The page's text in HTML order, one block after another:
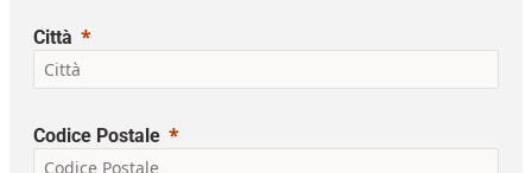
Città
Codice Postale